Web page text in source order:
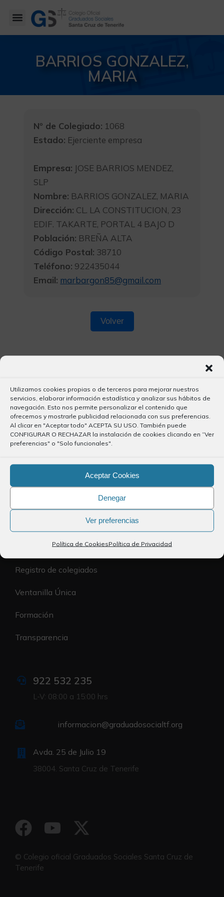
Utilizamos cookies propias o de terceros para mejorar nuestros
servicios, elaborar información estadística y analizar sus hábitos de
navegación. Esto nos permite personalizar el contenido que
ofrecemos y mostrarle publicidad relacionada con sus preferencias.
Al clicar en "Aceptar todo" ACEPTA SU USO. También puede
CONFIGURAR O RECHAZAR la instalación de cookies clicando en “Ver
preferencias" o "Solo funcionales".
Aceptar Cookies
Denegar
Ver preferencias
Política de CookiesPolítica de Privacidad
BARRIOS GONZALEZ,
MARIA
Nº de Colegiado: 1068
Estado: Ejerciente empresa
Empresa: JOSE BARRIOS MENDEZ,
SLP
Nombre: BARRIOS GONZALEZ, MARIA
Dirección: CL. LA CONSTITUCION, 23
EDIF. TAKARTE, PORTAL 4 BAJO D
Población: BREÑA ALTA
Código Postal: 38710
Teléfono: 922435044
Email: marbargon85@gmail.com
Volver
Política de Privacidad
Política de Cookies
Accesibilidad
Registro de colegiados
Ventanilla Única
Formación
Transparencia
922 532 235
L-V: 08:00 a 15:00 hrs
informacion@graduadosocialtf.org
Avda. 25 de Julio 19
38004. Santa Cruz de Tenerife
© Colegio oficial Graduados Sociales Santa Cruz de
Tenerife